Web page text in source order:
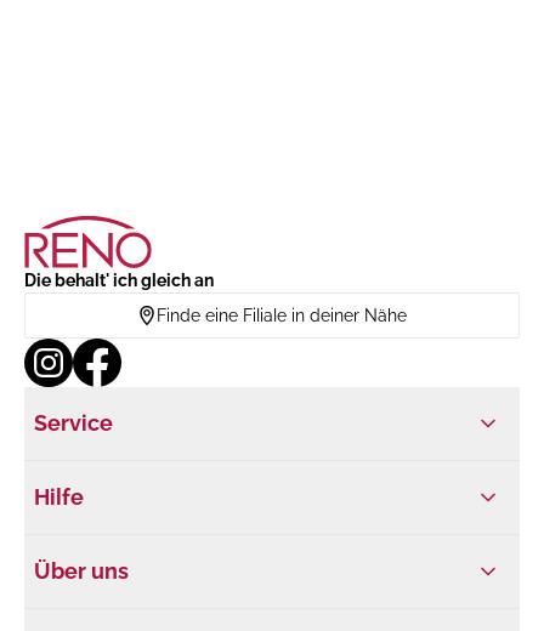
Die behalt' ich gleich an
Finde eine Filiale in deiner Nähe
Service
Hilfe
Über uns